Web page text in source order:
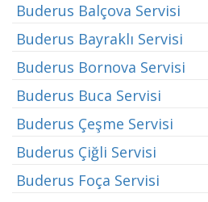
Buderus Balçova Servisi
Buderus Bayraklı Servisi
Buderus Bornova Servisi
Buderus Buca Servisi
Buderus Çeşme Servisi
Buderus Çiğli Servisi
Buderus Foça Servisi